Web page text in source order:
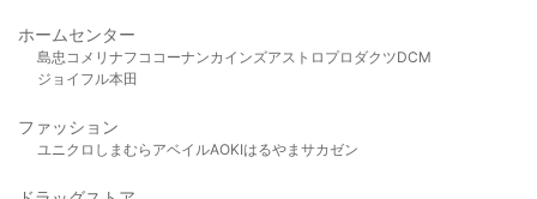
ホームセンター
島忠 コメリ ナフコ コーナンカインズアストロプロダクツDCM
ジョイフル本田
ファッション
ユニクロ しまむら アベイルAOKIはるやま サカゼン